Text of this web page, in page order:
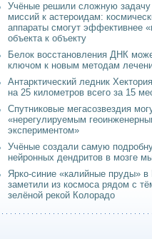
Учёные решили сложную
миссий к астероидам:
аппараты смогут эффективнее
объекта к объекту
Белок восстановления ДНК
ключом к новым методам
Антарктический ледник
на 25 километров всего за 15
Спутниковые мегасозвездия
«нерегулируемым
экспериментом»
Учёные создали самую
нейронных дендритов в мозге
Ярко-синие «калийные пруды»
заметили из космоса рядом с
зелёной рекой Колорадо